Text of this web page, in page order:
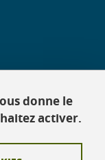
donne le
activer.